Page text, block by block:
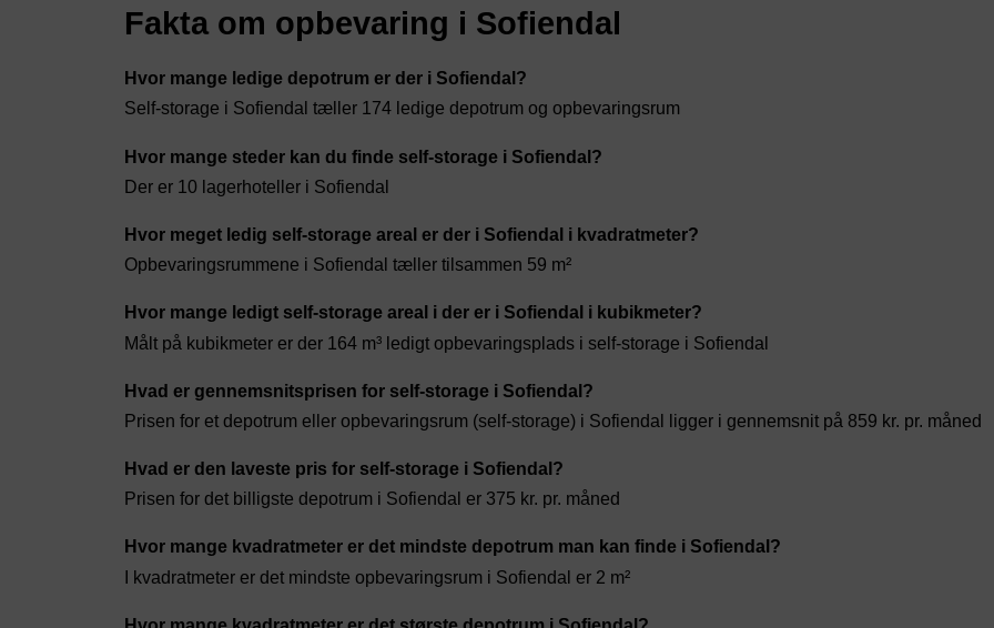
Fakta om opbevaring i Sofiendal
Hvor mange ledige depotrum er der i Sofiendal?
Self-storage i Sofiendal tæller 174 ledige depotrum og opbevaringsrum
Hvor mange steder kan du finde self-storage i Sofiendal?
Der er 10 lagerhoteller i Sofiendal
Hvor meget ledig self-storage areal er der i Sofiendal i kvadratmeter?
Opbevaringsrummene i Sofiendal tæller tilsammen 59 m²
Hvor mange ledigt self-storage areal i der er i Sofiendal i kubikmeter?
Målt på kubikmeter er der 164 m³ ledigt opbevaringsplads i self-storage i Sofiendal
Hvad er gennemsnitsprisen for self-storage i Sofiendal?
Prisen for et depotrum eller opbevaringsrum (self-storage) i Sofiendal ligger i gennemsnit på 859 kr. pr. måned
Hvad er den laveste pris for self-storage i Sofiendal?
Prisen for det billigste depotrum i Sofiendal er 375 kr. pr. måned
Hvor mange kvadratmeter er det mindste depotrum man kan finde i Sofiendal?
I kvadratmeter er det mindste opbevaringsrum i Sofiendal er 2 m²